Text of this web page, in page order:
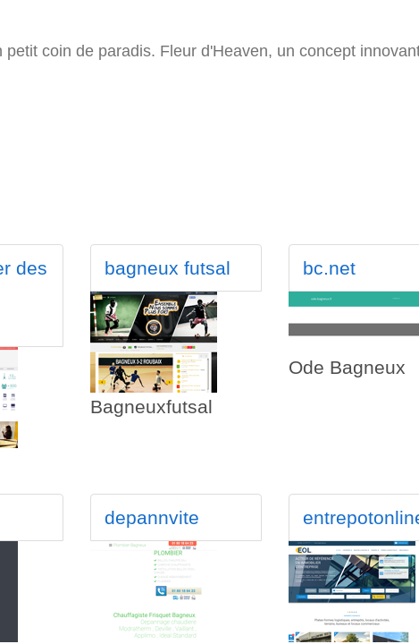
coin de paradis. Fleur d'Heaven, un concept
des
bagneux futsal
Bagneuxfutsal
bc.net
Ode Bagneux
depannvite